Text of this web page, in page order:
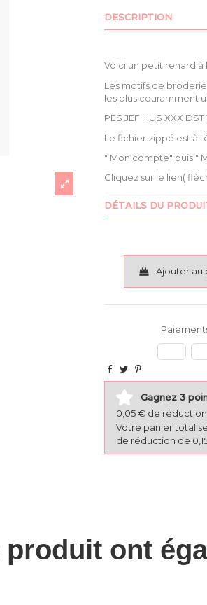
DESCRIPTION
Voici un petit renard à
Les motifs de
les plus couramment
PES JEF HUS XXX DST
Le fichier zippé est à
" Mon compte" puis "
Cliquez sur le lien(
DÉTAILS DU
Ajouter au
Gagnez 3
0,05 € de
Votre panier
de réduction de
ont